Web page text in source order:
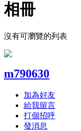
相冊
沒有可瀏覽的列表
m790630
加為好友
給我留言
打個招呼
發消息